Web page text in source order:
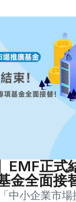
EMF正
金全面接
中小企業市場